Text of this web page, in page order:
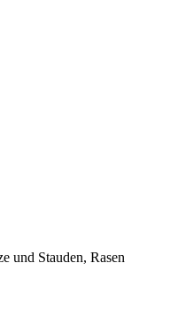
und Stauden, Rasen